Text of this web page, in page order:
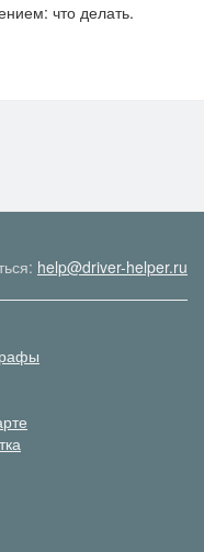
что делать.
help@driver-helper.ru